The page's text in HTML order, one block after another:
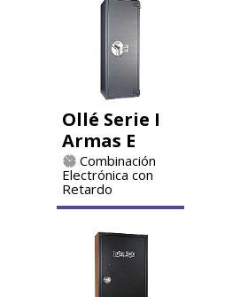
Ollé Serie I
Armas E
Combinación
Electrónica con
Retardo